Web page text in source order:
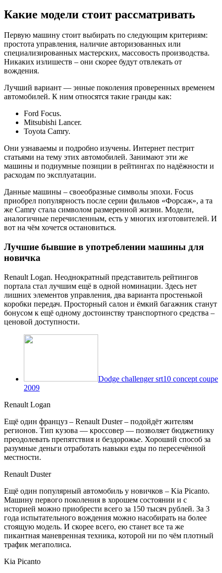
Какие модели стоит рассматривать
Первую машину стоит выбирать по следующим критериям:
простота управления, наличие авторизованных или
специализированных мастерских, массовость производства.
Никаких излишеств – они скорее будут отвлекать от
вождения.
Лучший вариант — энные поколения проверенных временем
автомобилей. К ним относятся такие гранды как:
Ford Focus.
Mitsubishi Lancer.
Toyota Camry.
Они узнаваемы и подробно изучены. Интернет пестрит
статьями на тему этих автомобилей. Занимают эти же
машины и подиумные позиции в рейтингах по надёжности и
расходам по эксплуатации.
Данные машины – своеобразные символы эпохи. Focus
приобрел популярность после серии фильмов «Форсаж», а та
же Camry стала символом размеренной жизни. Модели,
аналогичные перечисленным, есть у многих изготовителей. И
вот на чём хочется остановиться.
Лучшие бывшие в употреблении машины для
новичка
Renault Logan. Неоднократный представитель рейтингов
портала стал лучшим ещё в одной номинации. Здесь нет
лишних элементов управления, два варианта простенькой
коробки передач. Просторный салон и ёмкий багажник станут
бонусом к ещё одному достоинству транспортного средства –
ценовой доступности.
Dodge challenger srt10 concept coupe
2009
Renault Logan
Ещё один француз – Renault Duster – подойдёт жителям
регионов. Тип кузова — кроссовер — позволяет бюджетнику
преодолевать препятствия и бездорожье. Хороший способ за
разумные деньги отработать навыки езды по пересечённой
местности.
Renault Duster
Ещё один популярный автомобиль у новичков – Kia Picanto.
Машину первого поколения в хорошем состоянии и с
историей можно приобрести всего за 150 тысяч рублей. За 3
года испытательного вождения можно насобирать на более
стоящую модель. И скорее всего, ею станет все та же
пикантная маневренная техника, которой ни по чём плотный
трафик мегаполиса.
Kia Picanto